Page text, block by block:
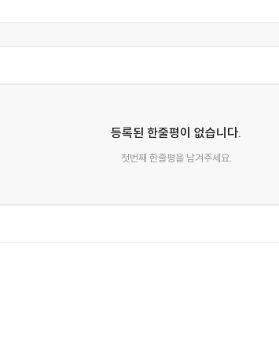
등록된 한줄평이 없습니다.
첫번째 한줄평을 남겨주세요.